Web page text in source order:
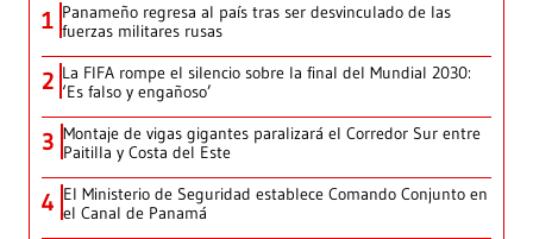
1 Panameño regresa al país tras ser desvinculado de las
fuerzas militares rusas
2 La FIFA rompe el silencio sobre la final del Mundial 2030:
‘Es falso y engañoso’
3 Montaje de vigas gigantes paralizará el Corredor Sur entre
Paitilla y Costa del Este
4 El Ministerio de Seguridad establece Comando Conjunto en
el Canal de Panamá